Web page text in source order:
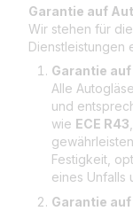
Garantie auf
Wir stehen für
Dienstleistungen
Garantie
Alle
und
wie ECE R43
Festigkeit,
eines Unfalls
Garantie